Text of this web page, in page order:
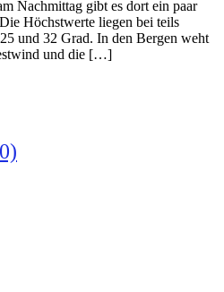
Nachmittag gibt es dort ein paar
Höchstwerte liegen bei teils
und 32 Grad. In den Bergen weht
und die […]